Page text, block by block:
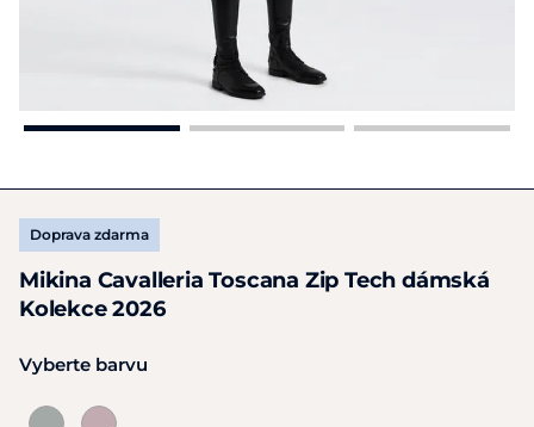
Doprava zdarma
Mikina Cavalleria Toscana Zip Tech dámská
Kolekce 2026
Vyberte barvu